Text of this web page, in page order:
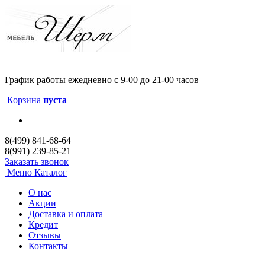
График работы ежедневно с 9-00 до 21-00 часов
Корзина пуста
8(499) 841-68-64
8(991) 239-85-21
Заказать звонок
Меню Каталог
О нас
Акции
Доставка и оплата
Кредит
Отзывы
Контакты